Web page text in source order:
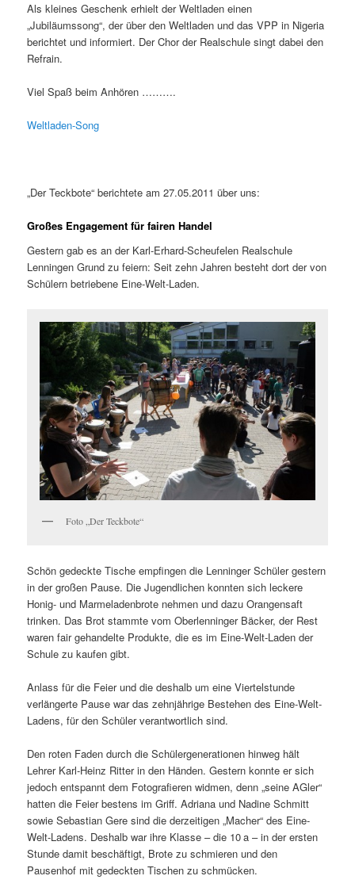
Als kleines Geschenk erhielt der Weltladen einen
„Jubiläumssong“, der über den Weltladen und das VPP in Nigeria
berichtet und informiert. Der Chor der Realschule singt dabei den
Refrain.
Viel Spaß beim Anhören ……….
Weltladen-Song
„Der Teckbote“ berichtete am 27.05.2011 über uns:
Großes Engagement für fairen Handel
Gestern gab es an der Karl-Erhard-Scheufelen Realschule
Lenningen Grund zu feiern: Seit zehn Jahren besteht dort der von
Schülern betriebene Eine-Welt-Laden.
Foto „Der Teckbote“
Schön gedeckte Tische empfingen die Lenninger Schüler gestern
in der großen Pause. Die Jugendlichen konnten sich leckere
Honig- und Marmeladenbrote nehmen und dazu Orangensaft
trinken. Das Brot stammte vom Oberlenninger Bäcker, der Rest
waren fair gehandelte Produkte, die es im Eine-Welt-Laden der
Schule zu kaufen gibt.
Anlass für die Feier und die deshalb um eine Viertelstunde
verlängerte Pause war das zehnjährige Bestehen des Eine-Welt-
Ladens, für den Schüler verantwortlich sind.
Den roten Faden durch die Schülergenerationen hinweg hält
Lehrer Karl-Heinz Ritter in den Händen. Gestern konnte er sich
jedoch entspannt dem Fotografieren widmen, denn „seine AGler“
hatten die Feier bestens im Griff. Adriana und Nadine Schmitt
sowie Sebastian Gere sind die derzeitigen „Macher“ des Eine-
Welt-Ladens. Deshalb war ihre Klasse – die 10 a – in der ersten
Stunde damit beschäftigt, Brote zu schmieren und den
Pausenhof mit gedeckten Tischen zu schmücken.